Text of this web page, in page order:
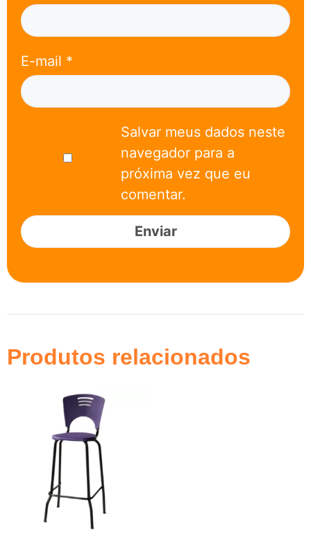
E-mail *
Salvar meus dados neste
navegador para a
próxima vez que eu
comentar.
Produtos relacionados